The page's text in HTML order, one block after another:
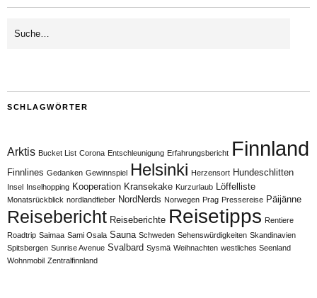
SCHLAGWÖRTER
Arktis Bucket List Corona Entschleunigung Erfahrungsbericht Finnland
Finnlines Gedanken Gewinnspiel Helsinki Herzensort Hundeschlitten
Insel Inselhopping Kooperation Kransekake Kurzurlaub Löffelliste
Monatsrückblick nordlandfieber NordNerds Norwegen Prag Pressereise Päijänne
Reisebericht Reiseberichte Reisetipps Rentiere
Roadtrip Saimaa Sami Osala Sauna Schweden Sehenswürdigkeiten Skandinavien
Spitsbergen Sunrise Avenue Svalbard Sysmä Weihnachten westliches Seenland
Wohnmobil Zentralfinnland